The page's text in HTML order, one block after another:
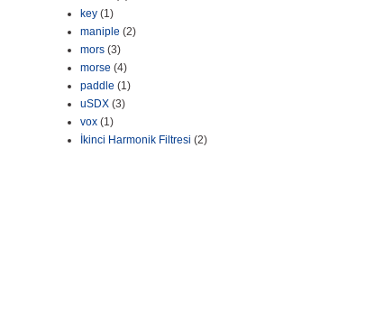
key (1)
maniple (2)
mors (3)
morse (4)
paddle (1)
uSDX (3)
vox (1)
İkinci Harmonik Filtresi (2)